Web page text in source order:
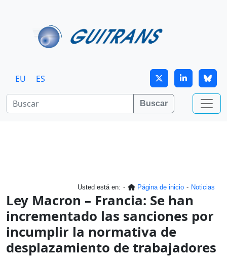
EU ES
Buscar
Usted está en: Página de inicio Noticias
Ley Macron – Francia: Se han
incrementado las sanciones por
incumplir la normativa de
desplazamiento de trabajadores